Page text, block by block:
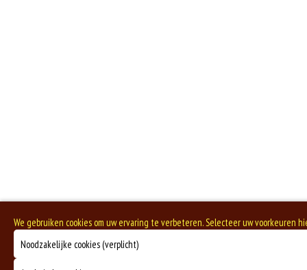
We gebruiken cookies om uw ervaring te verbeteren. Selecteer uw voorkeuren
Noodzakelijke cookies (verplicht)